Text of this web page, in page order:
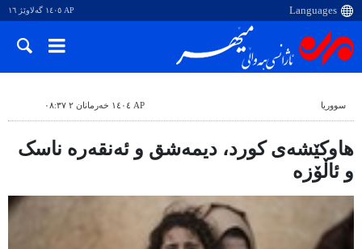
AP ١٤٠٥ گەلاوێژ ١٦
سووریا AP ١٤٠٤ خەرمانان ٢ ٠٨:٣٧
هاوکێشەی کورد، دیمەشق و ئەنقەرە ناسک
و ئاڵۆزە